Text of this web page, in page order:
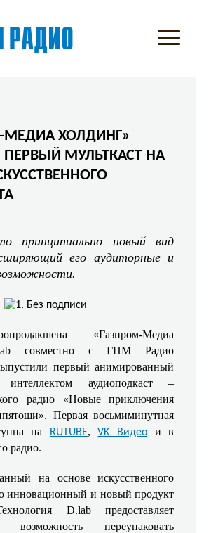
МЕДИА ХОЛДИНГ»
МУЛЬТКАСТ НА
принципиально новый вид
его аудиторные и
«Газпром-Медиа
совместно с ГПМ Радио
первый анимированный
интеллектом аудиоподкаст –
радио «Новые приключения
Первая восьмиминутная
на
RUTUBE,VK Видео и в
радио.
на основе искусственного
инновационный и новый продукт
D.lab предоставляет
возможность переупаковать